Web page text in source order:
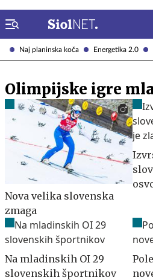
Naj planinska koča Energetika 2.0
Olimpijske igre
Nova velika slovenska
zmaga
Na mladinskih OI 29
slovenskih športnikov